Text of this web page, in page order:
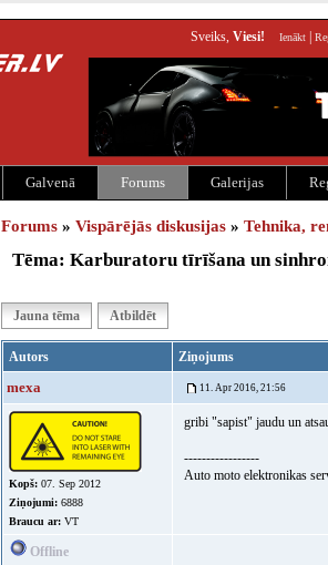
Sveiks, Viesi! Ienākt
Galvenā Forums Galerijas
Forums » Vispārējās diskusijas » Tehnika,
Tēma: Karburatoru tīrīšana un
Jauna tēma Atbildēt
Autors Ziņojums
mexa 11. Apr 2016, 21:56
Kopš: 07. Sep 2012
Ziņojumi: 6888
Braucu ar: VT
gribi "sapist" jaudu un
-----------------
Auto moto elektronikas
Offline